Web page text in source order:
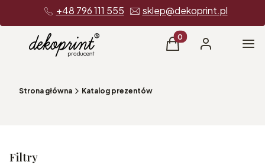
+48 796 111 555 sklep@dekoprint.pl
Produkty w koszyku:
Koszyk Zaloguj się
Strona główna Katalog prezentów
Filtry